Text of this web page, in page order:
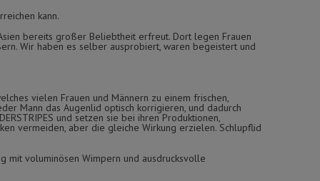
kann.
bereits großer Beliebtheit erfreut. Dort legen Frauen
Wir haben es selber ausprobiert, waren begeistert und
vielen Frauen und Männern zu einem frischen,
Mann das Augenlid optisch korrigieren, und dadurch
und setzen sie bei ihren Produktionen,
vermeiden, aber die gleiche Wirkung erzielen. Schlupflid
mit voluminösen Wimpern und ausdrucksvolle